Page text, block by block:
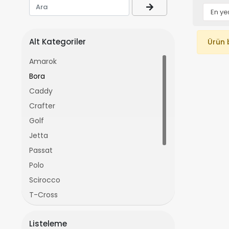
Alt Kategoriler
Amarok
Bora
Caddy
Crafter
Golf
Jetta
Passat
Polo
Scirocco
T-Cross
Taigo
Listeleme
Ürün